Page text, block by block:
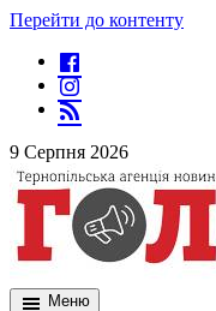
Перейти до контенту
9 Серпня 2026
Меню